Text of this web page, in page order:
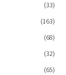
(33)
(163)
(68)
(32)
(65)